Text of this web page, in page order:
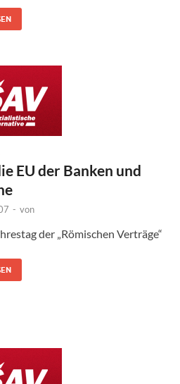
EU der Banken und
- von
der „Römischen Verträge“